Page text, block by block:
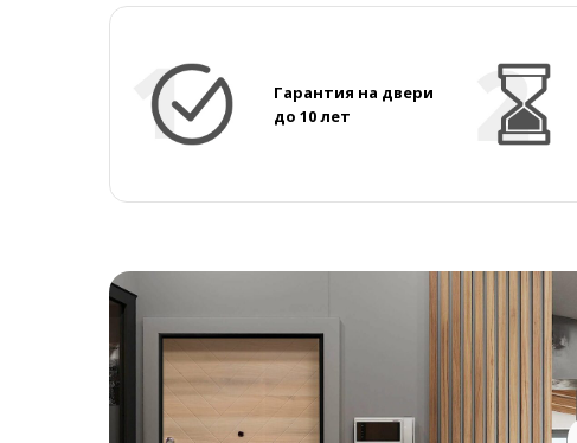
Гарантия на двери
до 10 лет